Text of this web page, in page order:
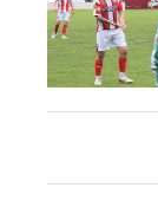
El
único
DIARIO